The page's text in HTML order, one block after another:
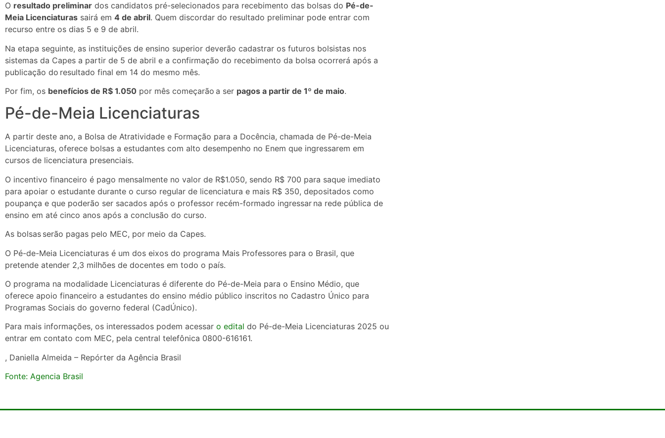
O resultado preliminar dos candidatos pré-selecionados para recebimento das bolsas do Pé-de-
Meia Licenciaturas sairá em 4 de abril. Quem discordar do resultado preliminar pode entrar com
recurso entre os dias 5 e 9 de abril.
Na etapa seguinte, as instituições de ensino superior deverão cadastrar os futuros bolsistas nos
sistemas da Capes a partir de 5 de abril e a confirmação do recebimento da bolsa ocorrerá após a
publicação do resultado final em 14 do mesmo mês.
Por fim, os benefícios de R$ 1.050 por mês começarão a ser pagos a partir de 1º de maio.
Pé-de-Meia Licenciaturas
A partir deste ano, a Bolsa de Atratividade e Formação para a Docência, chamada de Pé-de-Meia
Licenciaturas, oferece bolsas a estudantes com alto desempenho no Enem que ingressarem em
cursos de licenciatura presenciais.
O incentivo financeiro é pago mensalmente no valor de R$1.050, sendo R$ 700 para saque imediato
para apoiar o estudante durante o curso regular de licenciatura e mais R$ 350, depositados como
poupança e que poderão ser sacados após o professor recém-formado ingressar na rede pública de
ensino em até cinco anos após a conclusão do curso.
As bolsas serão pagas pelo MEC, por meio da Capes.
O Pé-de-Meia Licenciaturas é um dos eixos do programa Mais Professores para o Brasil, que
pretende atender 2,3 milhões de docentes em todo o país.
O programa na modalidade Licenciaturas é diferente do Pé-de-Meia para o Ensino Médio, que
oferece apoio financeiro a estudantes do ensino médio público inscritos no Cadastro Único para
Programas Sociais do governo federal (CadÚnico).
Para mais informações, os interessados podem acessar o edital do Pé-de-Meia Licenciaturas 2025 ou
entrar em contato com MEC, pela central telefônica 0800-616161.
, Daniella Almeida – Repórter da Agência Brasil
Fonte: Agencia Brasil